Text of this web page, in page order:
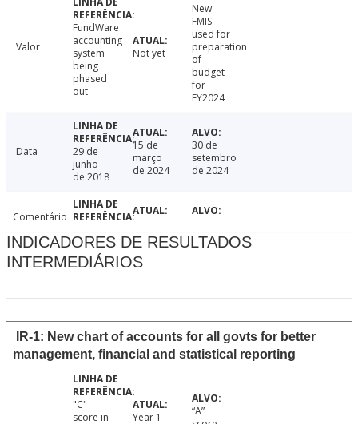
Valor
FundWare
accounting
system
being
phased
out
Not yet
New
FMIS
used for
preparation
of
budget
for
FY2024
Data
29 de
junho
de 2018
15 de
março
de 2024
30 de
setembro
de 2024
Comentário
INDICADORES DE RESULTADOS
INTERMEDIÁRIOS
IR-1: New chart of accounts for all govts for better
management, financial and statistical reporting
"C"
score in
Year 1
“A”